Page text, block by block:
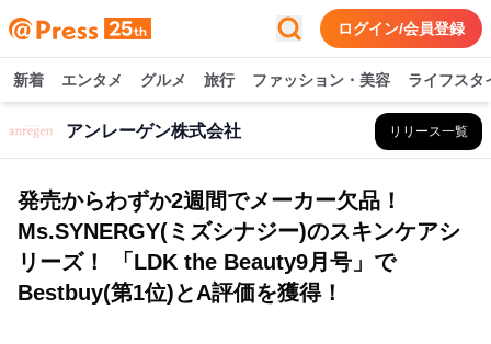
ログイン/会員登録
新着 エンタメ グルメ 旅行 ファッション・美容 ライフスタ
アンレーゲン株式会社 リリース一覧
発売からわずか2週間でメーカー欠品！
Ms.SYNERGY(ミズシナジー)のスキンケアシ
リーズ！ 「LDK the Beauty9月号」で
Bestbuy(第1位)とA評価を獲得！